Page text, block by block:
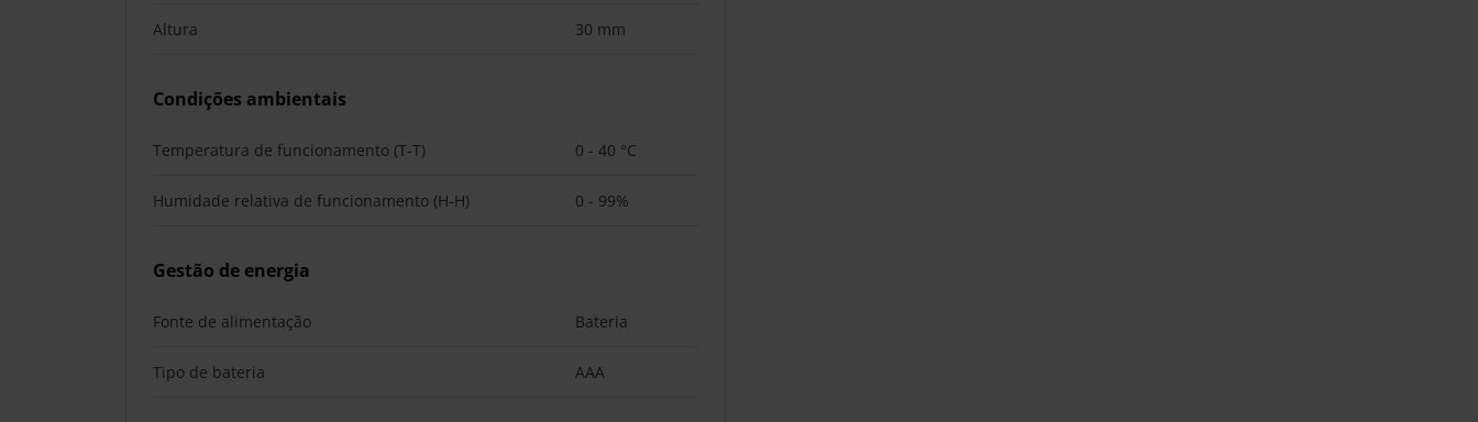
Altura 30 mm
Condições ambientais
Temperatura de funcionamento (T-T) 0 - 40 °C
Humidade relativa de funcionamento (H-H) 0 - 99%
Gestão de energia
Fonte de alimentação Bateria
Tipo de bateria AAA